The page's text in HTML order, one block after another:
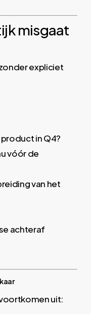
misgaat
expliciet
in Q4?
vóór de
van het
achteraf
uit: